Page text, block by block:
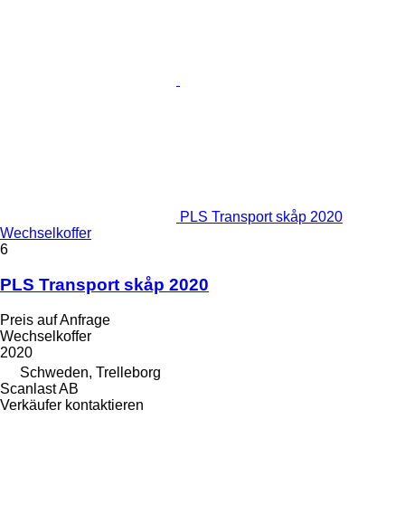
PLS Transport skåp 2020
Wechselkoffer
6
PLS Transport skåp 2020
Preis auf Anfrage
Wechselkoffer
2020
Schweden, Trelleborg
Scanlast AB
Verkäufer kontaktieren